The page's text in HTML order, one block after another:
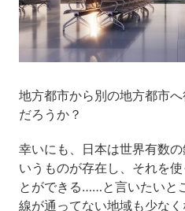
地方都市から別の地方都市
だろうか？
幸いにも、日本は世界有数
いうものが存在し、それを
とができる……と言いたいと
線が通ってない地域も少な